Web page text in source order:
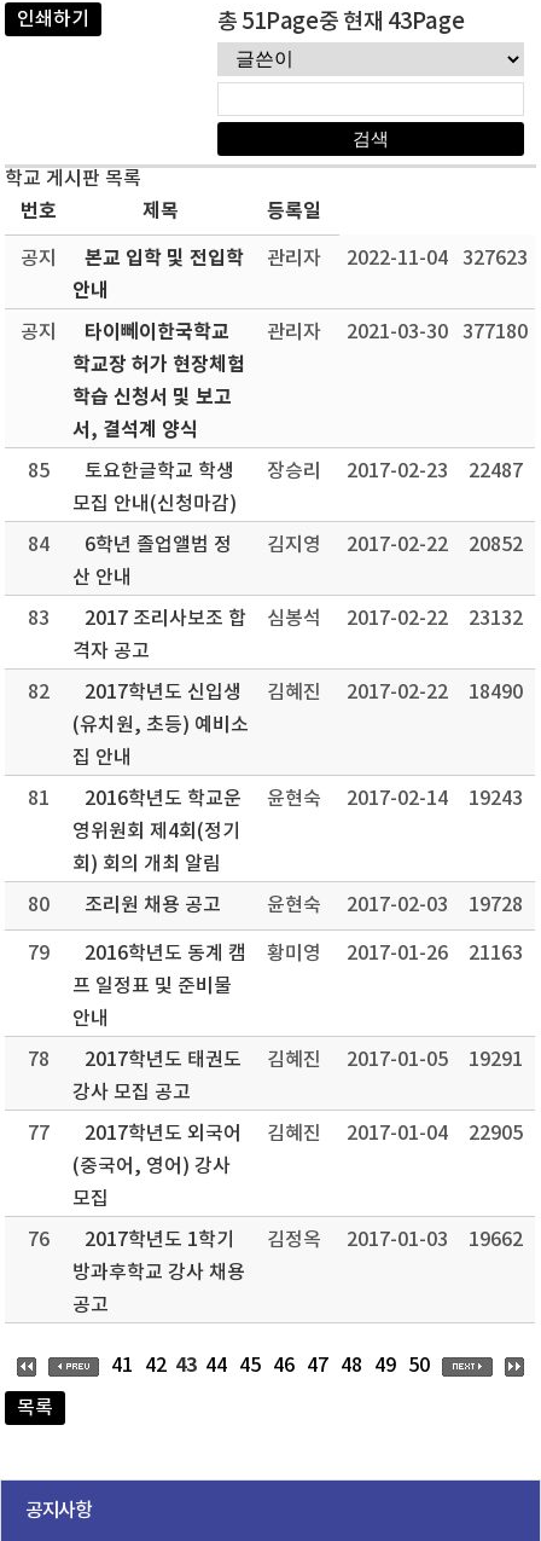
인쇄하기 총 51Page중 현재 43Page
학교 게시판 목록
번호 제목 등록일
공지
본교 입학 및 전입학
안내
관리자 2022-11-04 327623
공지
타이뻬이한국학교
학교장 허가 현장체험
학습 신청서 및 보고
서, 결석계 양식
관리자 2021-03-30 377180
85
토요한글학교 학생
모집 안내(신청마감)
장승리 2017-02-23 22487
84
6학년 졸업앨범 정
산 안내
김지영 2017-02-22 20852
83
2017 조리사보조 합
격자 공고
심봉석 2017-02-22 23132
82
2017학년도 신입생
(유치원, 초등) 예비소
집 안내
김혜진 2017-02-22 18490
81
2016학년도 학교운
영위원회 제4회(정기
회) 회의 개최 알림
윤현숙 2017-02-14 19243
80 조리원 채용 공고 윤현숙 2017-02-03 19728
79
2016학년도 동계 캠
프 일정표 및 준비물
안내
황미영 2017-01-26 21163
78
2017학년도 태권도
강사 모집 공고
김혜진 2017-01-05 19291
77
2017학년도 외국어
(중국어, 영어) 강사
모집
김혜진 2017-01-04 22905
76
2017학년도 1학기
방과후학교 강사 채용
공고
김정옥 2017-01-03 19662
41 42 43 44 45 46 47 48 49
50
목록
공지사항